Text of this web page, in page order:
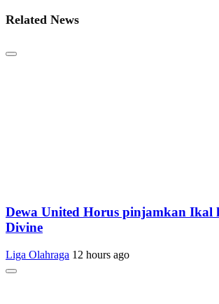
Related News
Dewa United Horus pinjamkan Ikal
Divine
Liga Olahraga 12 hours ago